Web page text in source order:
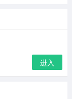
进入